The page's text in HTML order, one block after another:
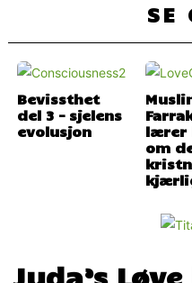
SE
Bevissthet
del 3 – sjelens
evolusjon
lærer
om